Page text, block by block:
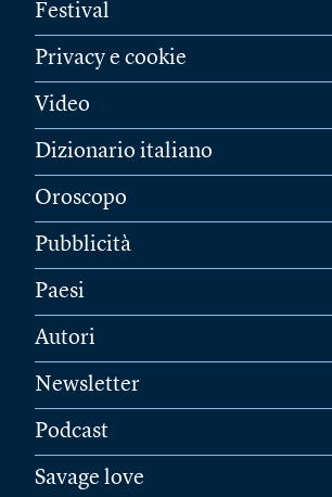
Festival
Privacy e cookie
Video
Dizionario italiano
Oroscopo
Pubblicità
Paesi
Autori
Newsletter
Podcast
Savage love